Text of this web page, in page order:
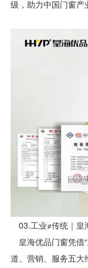
级，助力中国门窗产
03.工业≠传统｜皇
皇海优品门窗凭借
道、营销、服务五大